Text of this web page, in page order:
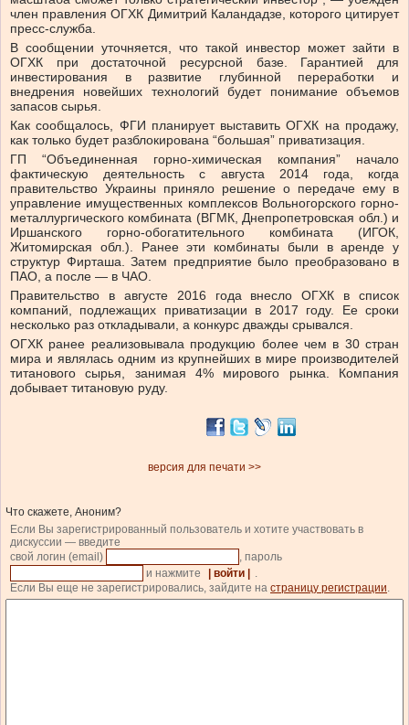
член правления ОГХК Димитрий Каландадзе, которого цитирует
пресс-служба.
В сообщении уточняется, что такой инвестор может зайти в
ОГХК при достаточной ресурсной базе. Гарантией для
инвестирования в развитие глубинной переработки и
внедрения новейших технологий будет понимание объемов
запасов сырья.
Как сообщалось, ФГИ планирует выставить ОГХК на продажу,
как только будет разблокирована “большая” приватизация.
ГП “Объединенная горно-химическая компания” начало
фактическую деятельность с августа 2014 года, когда
правительство Украины приняло решение о передаче ему в
управление имущественных комплексов Вольногорского горно-
металлургического комбината (ВГМК, Днепропетровская обл.) и
Иршанского горно-обогатительного комбината (ИГОК,
Житомирская обл.). Ранее эти комбинаты были в аренде у
структур Фирташа. Затем предприятие было преобразовано в
ПАО, а после — в ЧАО.
Правительство в августе 2016 года внесло ОГХК в список
компаний, подлежащих приватизации в 2017 году. Ее сроки
несколько раз откладывали, а конкурс дважды срывался.
ОГХК ранее реализовывала продукцию более чем в 30 стран
мира и являлась одним из крупнейших в мире производителей
титанового сырья, занимая 4% мирового рынка. Компания
добывает титановую руду.
версия для печати >>
Что скажете, Аноним?
Если Вы зарегистрированный пользователь и хотите участвовать в
дискуссии — введите
свой логин (email)
, пароль
и нажмите
| войти |
.
Если Вы еще не зарегистрировались, зайдите на страницу регистрации.